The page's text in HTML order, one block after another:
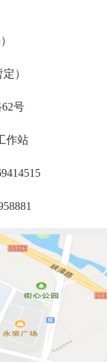
）
号
作站